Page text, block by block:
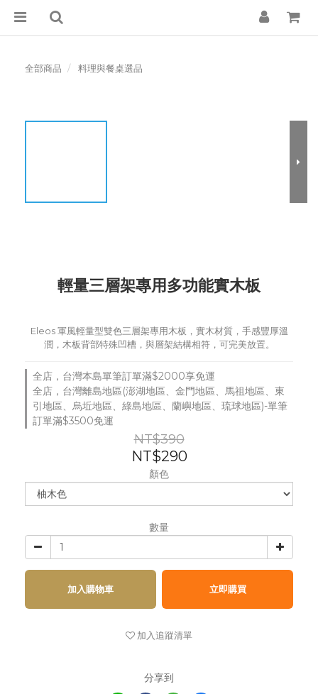
全部商品 料理與餐桌選品
輕量三層架專用多功能實木板
Eleos 軍風輕量型雙色三層架專用木板，實木材質，手感豐厚溫
潤，木板背部特殊凹槽，與層架結構相符，可完美放置。
全店，台灣本島單筆訂單滿$2000享免運
全店，台灣離島地區(澎湖地區、金門地區、馬祖地區、東
引地區、烏坵地區、綠島地區、蘭嶼地區、琉球地區)-單筆
訂單滿$3500免運
NT$390
NT$290
顏色
數量
加入購物車 立即購買
加入追蹤清單
分享到